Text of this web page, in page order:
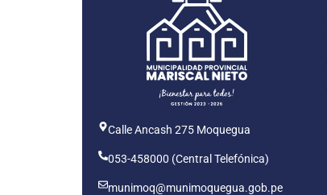
Calle Ancash 275 Moquegua
053-458000 (Central Telefónica)
munimoq@munimoquegua.gob.pe